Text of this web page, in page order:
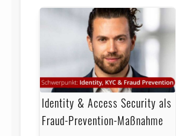
Identity & Access Security als
Fraud-Prevention-Maßnahme